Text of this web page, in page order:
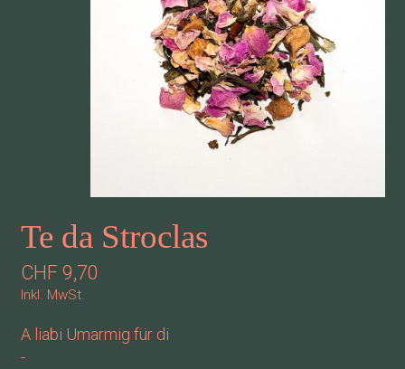
Te da Stroclas
CHF 9,70
Inkl. MwSt.
A liabi Umarmig für di
-